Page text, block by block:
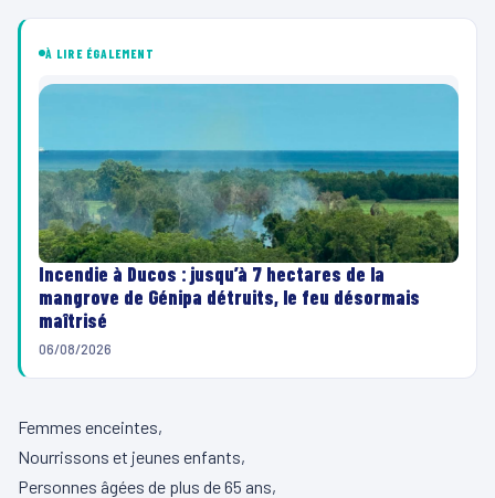
À LIRE ÉGALEMENT
Incendie à Ducos : jusqu’à 7 hectares de la
mangrove de Génipa détruits, le feu désormais
maîtrisé
06/08/2026
Femmes enceintes,
Nourrissons et jeunes enfants,
Personnes âgées de plus de 65 ans,